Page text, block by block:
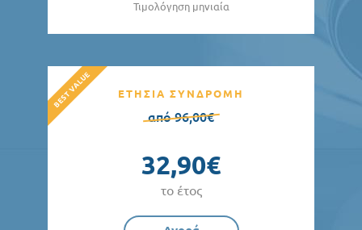
Τιμολόγηση μηνιαία
ΕΤΗΣΙΑ ΣΥΝΔΡΟΜΗ
από 96,00€
32,90€
το έτος